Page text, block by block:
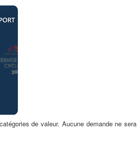
de valeur. Aucune demande ne sera